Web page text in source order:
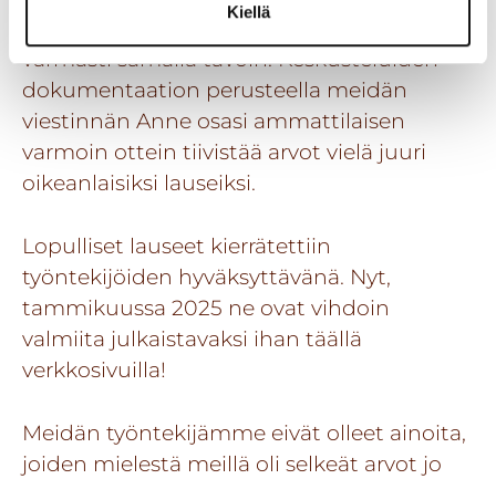
Kiellä
varmuus siitä, että ymmärrämme arvot
varmasti samalla tavoin. Keskusteluiden
dokumentaation perusteella meidän
viestinnän Anne osasi ammattilaisen
varmoin ottein tiivistää arvot vielä juuri
oikeanlaisiksi lauseiksi.
Lopulliset lauseet kierrätettiin
työntekijöiden hyväksyttävänä. Nyt,
tammikuussa 2025 ne ovat vihdoin
valmiita julkaistavaksi ihan täällä
verkkosivuilla!
Meidän työntekijämme eivät olleet ainoita,
joiden mielestä meillä oli selkeät arvot jo